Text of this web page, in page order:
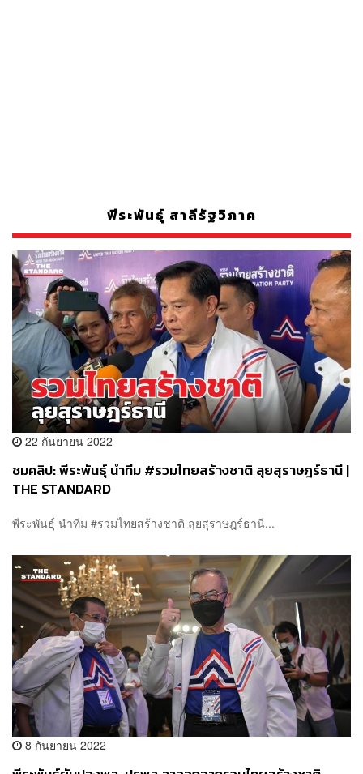
พีระพันธุ์ สาลีรัฐวิภาค
22 กันยายน 2022
ชมคลิป: พีระพันธุ์ นำทีม #รวมไทยสร้างชาติ ลุยสุราษฎร์ธานี |
THE STANDARD
พีระพันธุ์ นำทีม #รวมไทยสร้างชาติ ลุยสุราษฎร์ธานี...
8 กันยายน 2022